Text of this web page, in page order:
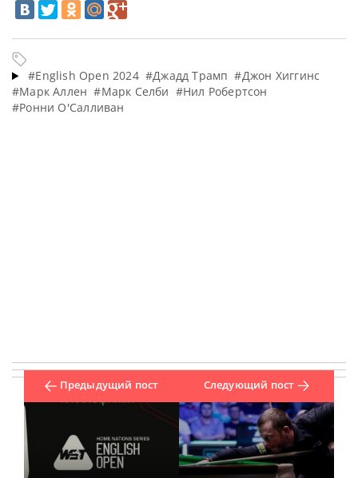
#English Open 2024 #Джадд Трамп #Джон Хиггинс
#Марк Аллен #Марк Селби #Нил Робертсон
#Ронни О'Салливан
Предыдущий пост Следующий пост